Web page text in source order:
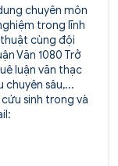
chuyên môn
trong lĩnh
cùng đội
Văn 1080 Trở
luận văn thạc
chuyên sâu,...
sinh trong và